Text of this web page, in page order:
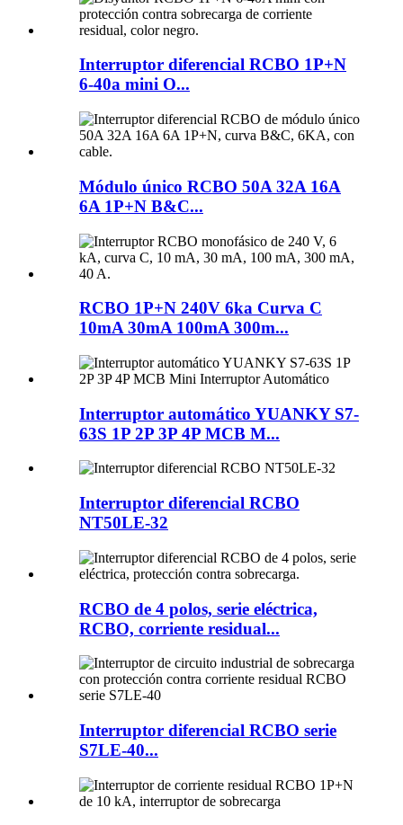
Interruptor diferencial RCBO 1P+N
6-40a mini O...
Módulo único RCBO 50A 32A 16A
6A 1P+N B&C...
RCBO 1P+N 240V 6ka Curva C
10mA 30mA 100mA 300m...
Interruptor automático YUANKY S7-
63S 1P 2P 3P 4P MCB M...
Interruptor diferencial RCBO
NT50LE-32
RCBO de 4 polos, serie eléctrica,
RCBO, corriente residual...
Interruptor diferencial RCBO serie
S7LE-40...